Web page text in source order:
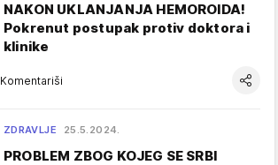
NAKON UKLANJANJA HEMOROIDA!
Pokrenut postupak protiv doktora i
klinike
Komentariši
ZDRAVLJE 25.5.2024.
PROBLEM ZBOG KOJEG SE SRBI